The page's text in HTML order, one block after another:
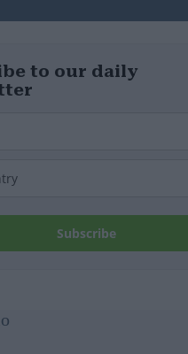
to our daily
Subscribe